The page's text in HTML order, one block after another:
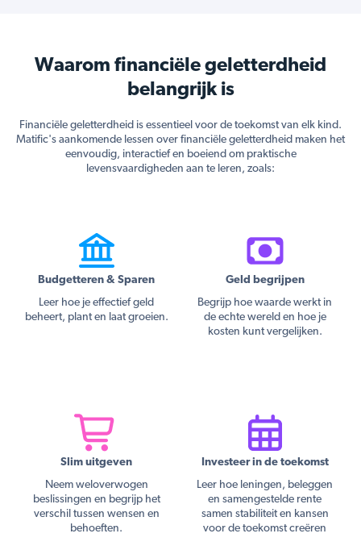
Waarom financiële geletterdheid
belangrijk is
Financiële geletterdheid is essentieel voor de toekomst van elk kind.
Matific's aankomende lessen over financiële geletterdheid maken het
eenvoudig, interactief en boeiend om praktische
levensvaardigheden aan te leren, zoals:
Budgetteren & Sparen
Leer hoe je effectief geld
beheert, plant en laat groeien.
Geld begrijpen
Begrijp hoe waarde werkt in
de echte wereld en hoe je
kosten kunt vergelijken.
Slim uitgeven
Neem weloverwogen
beslissingen en begrijp het
verschil tussen wensen en
behoeften.
Investeer in de toekomst
Leer hoe leningen, beleggen
en samengestelde rente
samen stabiliteit en kansen
voor de toekomst creëren